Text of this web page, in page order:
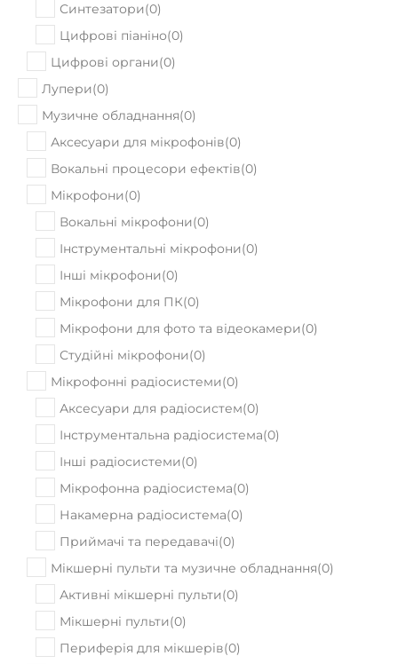
Синтезатори(0)
Цифрові піаніно(0)
Цифрові органи(0)
Лупери(0)
Музичне обладнання(0)
Аксeсуари для мікрофонів(0)
Вокальні процесори ефектів(0)
Мікрофони(0)
Вокальні мікрофони(0)
Інструментальні мікрофони(0)
Інші мікрофони(0)
Мікрофони для ПК(0)
Мікрофони для фото та відеокамери(0)
Студійні мікрофони(0)
Мікрофонні радіосистеми(0)
Аксесуари для радіосистем(0)
Інструментальна радіосистема(0)
Інші радіосистеми(0)
Мікрофонна радіосистема(0)
Накамерна радіосистема(0)
Приймачі та передавачі(0)
Мікшерні пульти та музичне обладнання(0)
Активні мікшерні пульти(0)
Мікшерні пульти(0)
Периферія для мікшерів(0)